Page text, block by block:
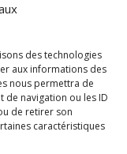
des technologies
aux informations des
nous permettra de
navigation ou les ID
de retirer son
caractéristiques